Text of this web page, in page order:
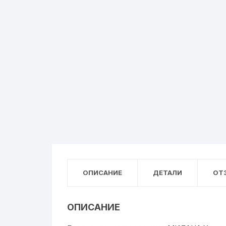
ОПИСАНИЕ ДЕТАЛИ
ОПИСАНИЕ